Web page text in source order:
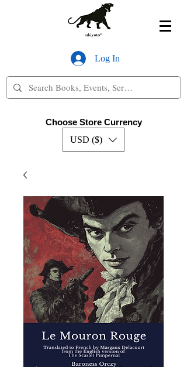
Log In
Choose Store Currency
USD ($)